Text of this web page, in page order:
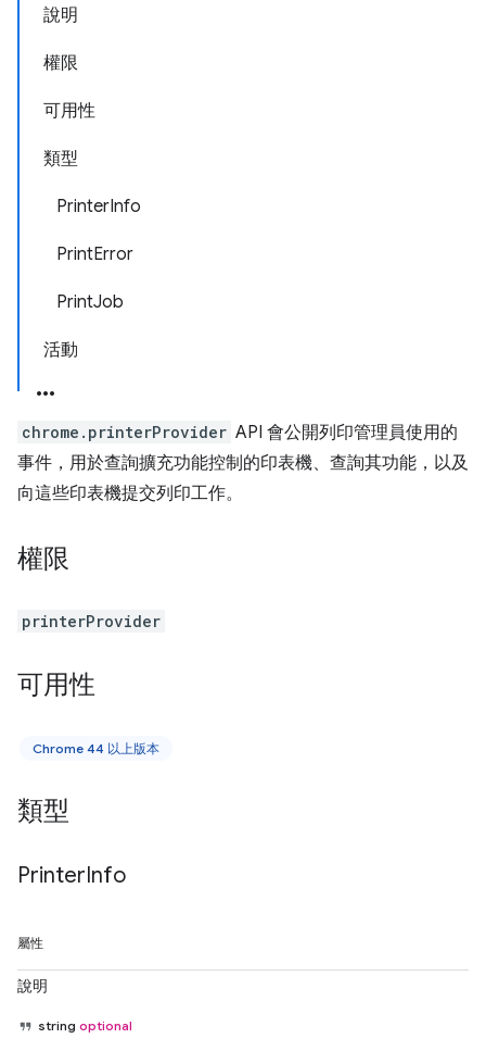
說明
權限
可用性
類型
PrinterInfo
PrintError
PrintJob
活動
chrome.printerProvider API 會公開列印管理員使用的
事件，用於查詢擴充功能控制的印表機、查詢其功能，以及
向這些印表機提交列印工作。
權限
printerProvider
可用性
Chrome 44 以上版本
類型
PrinterInfo
屬性
說明
string optional